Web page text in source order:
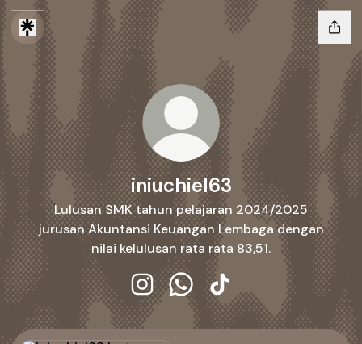
iniuchiel63
Lulusan SMK tahun pelajaran 2024/2025
jurusan Akuntansi Keuangan Lembaga dengan
nilai kelulusan rata rata 83,51.
iniuchiel63 Instagram
iniuchiel63 WhatsApp
iniuchiel63 TikTok
Instagram